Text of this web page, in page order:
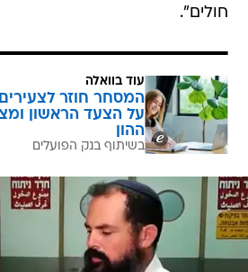
חולים".
עוד בוואלה
המסחר חוזר
על הצעד הראשון
ההון
בשיתוף בנק הפועלים